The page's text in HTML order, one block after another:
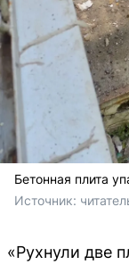
Бетонная плита
Источник:
«Рухнули две